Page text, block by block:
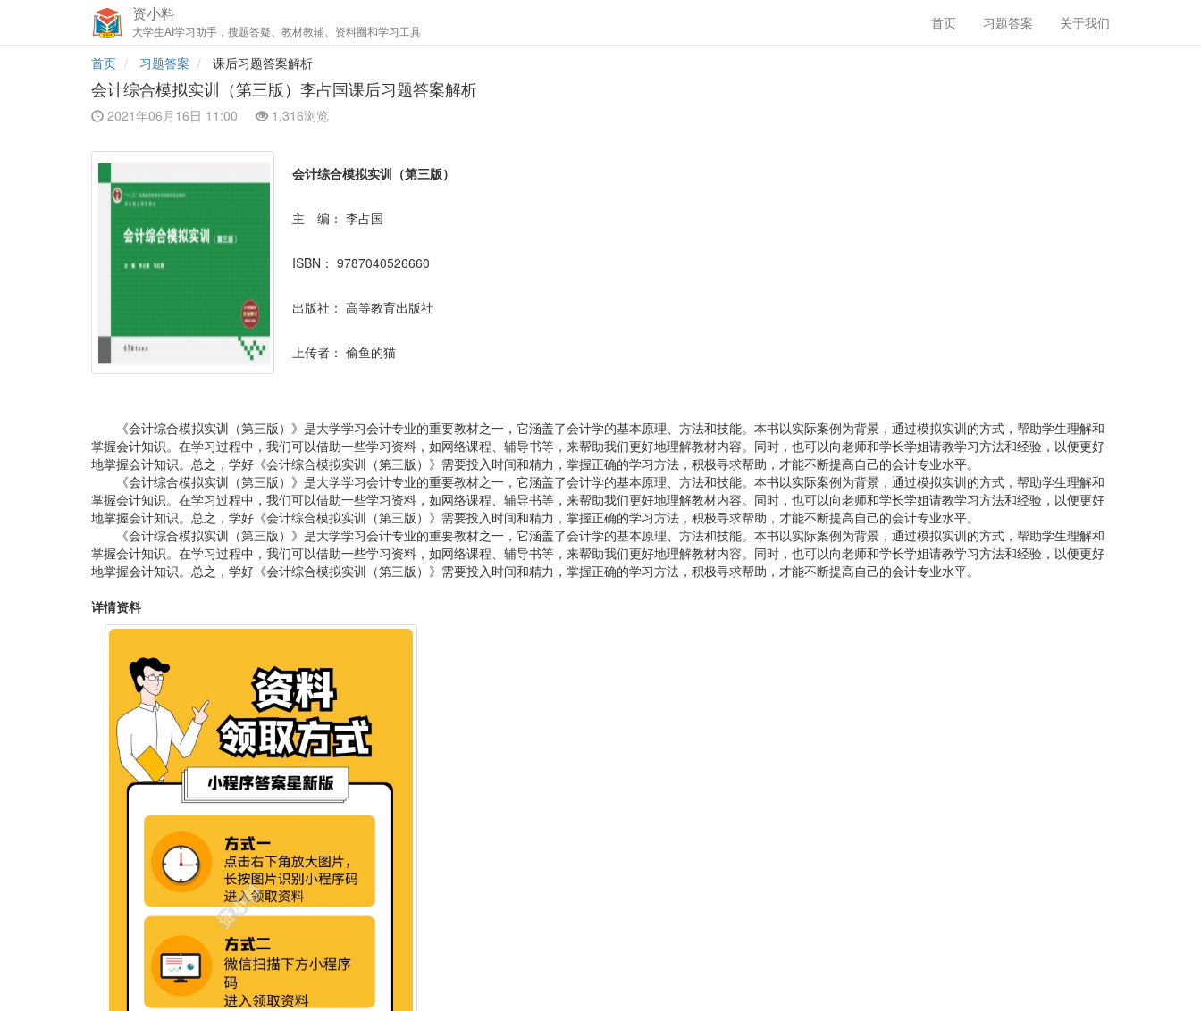
资小料
大学生AI学习助手，搜题答疑、教材教辅、资料圈和学习工具 首页 习题答案 关于我们
首页 习题答案 课后习题答案解析
会计综合模拟实训（第三版）李占国课后习题答案解析
2021年06月16日 11:00 1,316浏览
会计综合模拟实训（第三版）
主 编： 李占国
ISBN： 9787040526660
出版社： 高等教育出版社
上传者： 偷鱼的猫
《会计综合模拟实训（第三版）》是大学学习会计专业的重要教材之一，它涵盖了会计学的基本原理、方法和技能。本书以实际案例为背景，通过模拟实训的方式，帮助学生理解和
掌握会计知识。在学习过程中，我们可以借助一些学习资料，如网络课程、辅导书等，来帮助我们更好地理解教材内容。同时，也可以向老师和学长学姐请教学习方法和经验，以便更好
地掌握会计知识。总之，学好《会计综合模拟实训（第三版）》需要投入时间和精力，掌握正确的学习方法，积极寻求帮助，才能不断提高自己的会计专业水平。
《会计综合模拟实训（第三版）》是大学学习会计专业的重要教材之一，它涵盖了会计学的基本原理、方法和技能。本书以实际案例为背景，通过模拟实训的方式，帮助学生理解和
掌握会计知识。在学习过程中，我们可以借助一些学习资料，如网络课程、辅导书等，来帮助我们更好地理解教材内容。同时，也可以向老师和学长学姐请教学习方法和经验，以便更好
地掌握会计知识。总之，学好《会计综合模拟实训（第三版）》需要投入时间和精力，掌握正确的学习方法，积极寻求帮助，才能不断提高自己的会计专业水平。
《会计综合模拟实训（第三版）》是大学学习会计专业的重要教材之一，它涵盖了会计学的基本原理、方法和技能。本书以实际案例为背景，通过模拟实训的方式，帮助学生理解和
掌握会计知识。在学习过程中，我们可以借助一些学习资料，如网络课程、辅导书等，来帮助我们更好地理解教材内容。同时，也可以向老师和学长学姐请教学习方法和经验，以便更好
地掌握会计知识。总之，学好《会计综合模拟实训（第三版）》需要投入时间和精力，掌握正确的学习方法，积极寻求帮助，才能不断提高自己的会计专业水平。
详情资料